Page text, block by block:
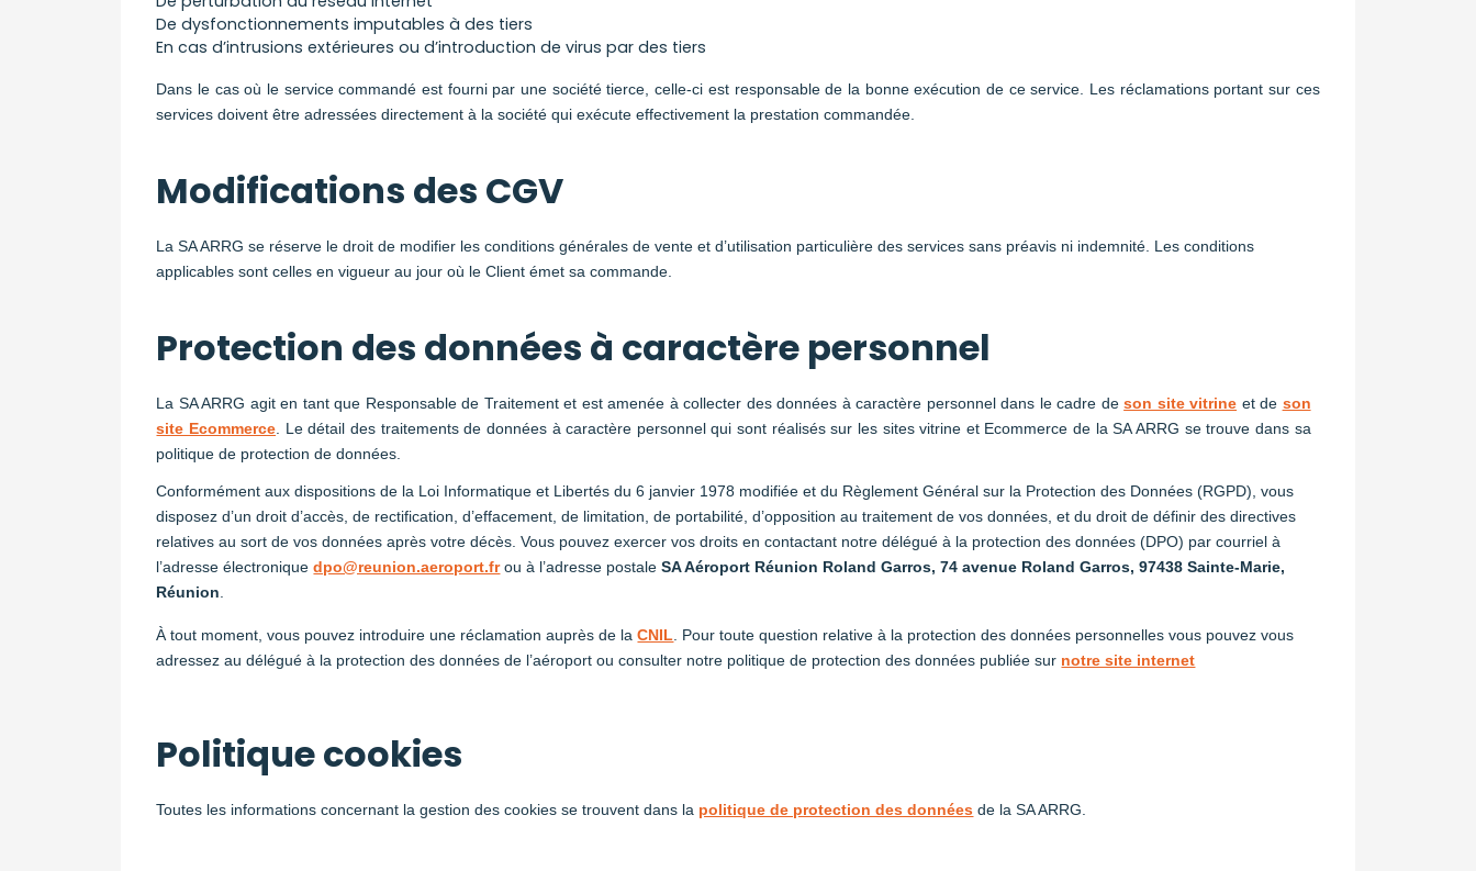
De dysfonctionnements imputables à des tiers
En cas d’intrusions extérieures ou d’introduction de virus par des tiers
Dans le cas où le service commandé est fourni par une société tierce, celle-ci est responsable de la bonne exécution de ce service. Les réclamations portant sur ces
services doivent être adressées directement à la société qui exécute effectivement la prestation commandée.
Modifications des CGV
La SA ARRG se réserve le droit de modifier les conditions générales de vente et d’utilisation particulière des services sans préavis ni indemnité. Les conditions
applicables sont celles en vigueur au jour où le Client émet sa commande.
Protection des données à caractère personnel
La SA ARRG agit en tant que Responsable de Traitement et est amenée à collecter des données à caractère personnel dans le cadre deson site vitrine et de son
site Ecommerce . Le détail des traitements de données à caractère personnel qui sont réalisés sur les sites vitrine et Ecommerce de la SA ARRG se trouve dans sa
politique de protection de données.
Conformément aux dispositions de la Loi Informatique et Libertés du 6 janvier 1978 modifiée et du Règlement Général sur la Protection des Données (RGPD), vous
disposez d’un droit d’accès, de rectification, d’effacement, de limitation, de portabilité, d’opposition au traitement de vos données, et du droit de définir des directives
relatives au sort de vos données après votre décès. Vous pouvez exercer vos droits en contactant notre délégué à la protection des données (DPO) par courriel à
l’adresse électroniquedpo@reunion.aeroport.frou à l’adresse postaleSA Aéroport Réunion Roland Garros, 74 avenue Roland Garros, 97438 Sainte-Marie,
Réunion
À tout moment, vous pouvez introduire une réclamation auprès de laCNIL . Pour toute question relative à la protection des données personnelles vous pouvez vous
adressez au délégué à la protection des données de l’aéroport ou consulter notre politique de protection des données publiée sur notre site internet
Politique cookies
Toutes les informations concernant la gestion des cookies se trouvent dans la politique de protection des données de la SA ARRG.